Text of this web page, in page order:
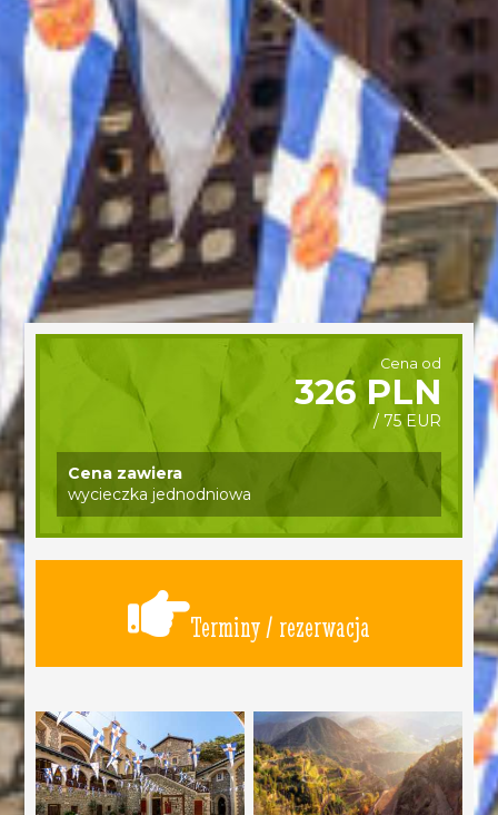
Cena od
326 PLN
/ 75 EUR
Cena zawiera
wycieczka jednodniowa
Terminy / rezerwacja